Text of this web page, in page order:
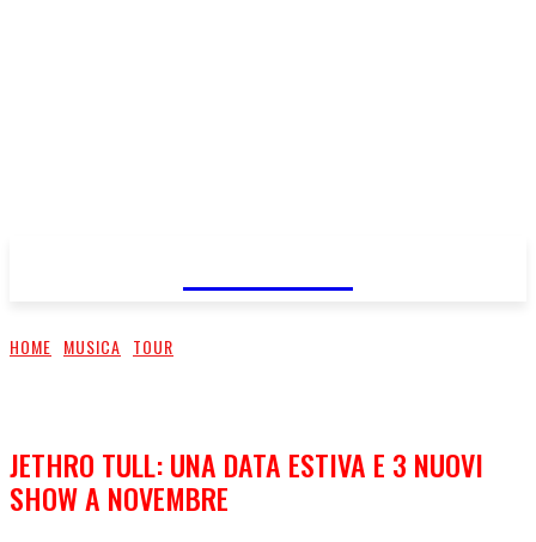
HOME MUSICA TOUR
JETHRO TULL: UNA DATA ESTIVA E 3 NUOVI
SHOW A NOVEMBRE